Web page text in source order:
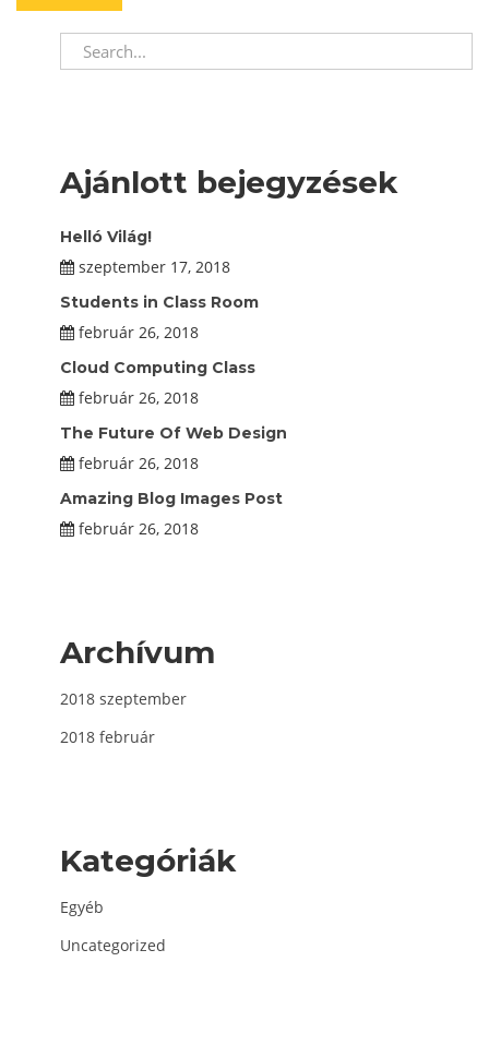
Ajánlott bejegyzések
Helló Világ!
szeptember 17, 2018
Students in Class Room
február 26, 2018
Cloud Computing Class
február 26, 2018
The Future Of Web Design
február 26, 2018
Amazing Blog Images Post
február 26, 2018
Archívum
2018 szeptember
2018 február
Kategóriák
Egyéb
Uncategorized